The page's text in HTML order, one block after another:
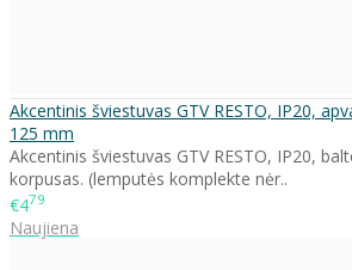
Akcentinis šviestuvas GTV RESTO, IP20,
125 mm
Akcentinis šviestuvas GTV RESTO, IP20,
korpusas. (lemputės komplekte nėr..
€479
Naujiena